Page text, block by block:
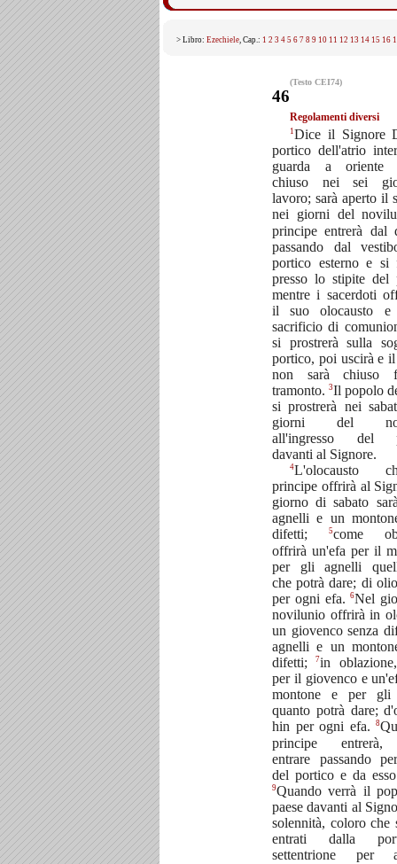
> Libro: Ezechiele, Cap.: 1 2 3 4 5 6 7 8 9 10 11 12 13 14 15 16
(Testo CEI74)
46
Regolamenti diversi
1Dice il Signore
portico dell'atrio
guarda a oriente
chiuso nei sei
lavoro; sarà aperto il
nei giorni del
principe entrerà dal
passando dal
portico esterno e si
presso lo stipite del
mentre i sacerdoti
il suo olocausto
sacrificio di
si prostrerà sulla
portico, poi uscirà e
non sarà chiuso
tramonto. 3Il popolo
si prostrerà nei
giorni del
all'ingresso del
davanti al Signore.
4L'olocausto
principe offrirà al
giorno di sabato
agnelli e un
difetti;
5come
offrirà un'efa per il
per gli agnelli
che potrà dare; di
per ogni efa.6Nel
novilunio offrirà in
un giovenco senza
agnelli e un
difetti;7in
per il giovenco e
montone e per gli
quanto potrà dare;
hin per ogni efa.8
principe entrerà,
entrare passando
del portico e da
9Quando verrà il
paese davanti al
solennità, coloro che
entrati dalla
settentrione per